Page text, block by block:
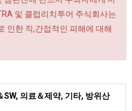
및 클럽리치투어 주식회사는
인한 직,간접적인 피해에 대해
의료＆제약, 기타, 방위산